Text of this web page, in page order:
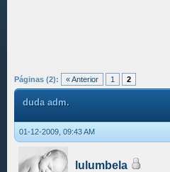
Páginas (2): « Anterior 1 2
duda adm.
01-12-2009, 09:43 AM
lulumbela